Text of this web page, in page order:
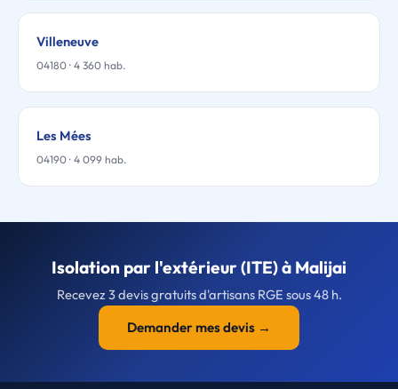
Villeneuve
04180 · 4 360 hab.
Les Mées
04190 · 4 099 hab.
Isolation par l'extérieur (ITE) à Malijai
Recevez 3 devis gratuits d'artisans RGE sous 48 h.
Demander mes devis →